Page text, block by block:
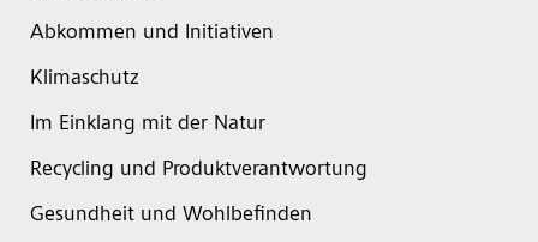
Abkommen und Initiativen
Klimaschutz
Im Einklang mit der Natur
Recycling und Produktverantwortung
Gesundheit und Wohlbefinden